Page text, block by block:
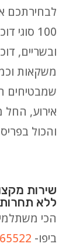
לבחירתכם
100
ובשריים,
משקאות
שמבטיחים
אירוע, החל
והכול
שירות
ללא
הכי
ביפו-